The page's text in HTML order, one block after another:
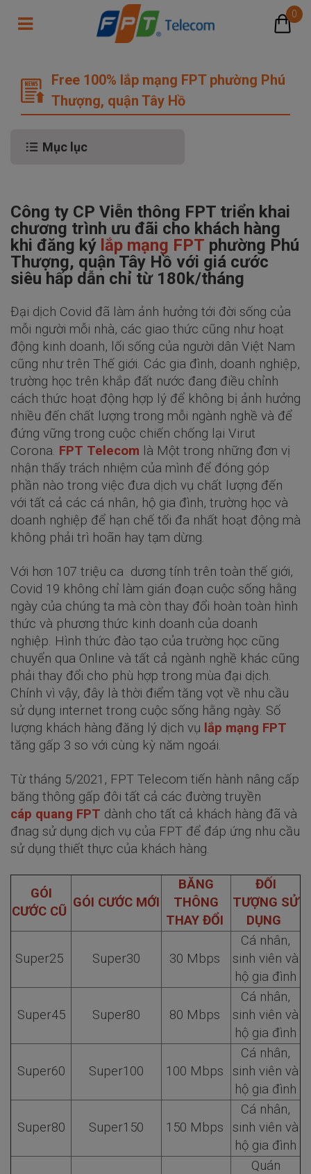
0
Free 100% lắp mạng FPT phường Phú
Thượng, quận Tây Hồ
Mục lục
Công ty CP Viễn thông FPT triển khai
chương trình ưu đãi cho khách hàng
khi đăng ký lắp mạng FPT phường Phú
Thượng, quận Tây Hồ với giá cước
siêu hấp dẫn chỉ từ 180k/tháng
Đại dịch Covid đã làm ảnh hưởng tới đời sống của
mỗi người mỗi nhà, các giao thức cũng như hoạt
động kinh doanh, lối sống của người dân Việt Nam
cũng như trên Thế giới. Các gia đình, doanh nghiệp,
trường học trên khắp đất nước đang điều chỉnh
cách thức hoạt động hợp lý để không bị ảnh hưởng
nhiều đến chất lượng trong mỗi ngành nghề và để
đứng vững trong cuộc chiến chống lại Virut
Corona. FPT Telecom là Một trong những đơn vị
nhận thấy trách nhiệm của mình để đóng góp
phần nào trong việc đưa dịch vụ chất lượng đến
với tất cả các cá nhân, hộ gia đình, trường học và
doanh nghiệp để hạn chế tối đa nhất hoạt động mà
không phải trì hoãn hay tạm dừng.
Với hơn 107 triệu ca dương tính trên toàn thế giới,
Covid 19 không chỉ làm gián đoạn cuộc sống hằng
ngày của chúng ta mà còn thay đổi hoàn toàn hình
thức và phương thức kinh doanh của doanh
nghiệp. Hình thức đào tạo của trường học cũng
chuyển qua Online và tất cả ngành nghề khác cũng
phải thay đổi cho phù hợp trong mùa đại dịch.
Chính vì vậy, đây là thời điểm tăng vọt về nhu cầu
sử dụng internet trong cuộc sống hằng ngày. Số
lượng khách hàng đăng lý dịch vụ lắp mạng FPT
tăng gấp 3 so với cùng kỳ năm ngoái.
Từ tháng 5/2021, FPT Telecom tiến hành nâng cấp
băng thông gấp đôi tất cả các đường truyền
cáp quang FPT dành cho tất cả khách hàng đã và
đnag sử dụng dịch vụ của FPT để đáp ứng nhu cầu
sử dụng thiết thực của khách hàng.
GÓI
CƯỚC CŨ
GÓI CƯỚC MỚI
BĂNG
THÔNG
THAY ĐỔI
ĐỐI
TƯỢNG SỬ
DỤNG
Super25 Super30 30 Mbps
Cá nhân,
sinh viên và
hộ gia đình
Super45 Super80 80 Mbps
Cá nhân,
sinh viên và
hộ gia đình
Super60 Super100 100 Mbps
Cá nhân,
sinh viên và
hộ gia đình
Super80 Super150 150 Mbps
Cá nhân,
sinh viên và
hộ gia đình
Quán